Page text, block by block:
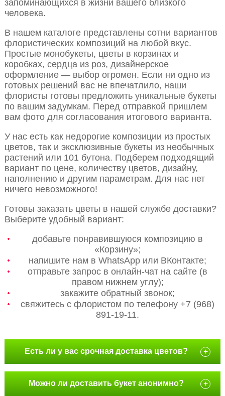
запоминающихся в жизни вашего близкого
человека.
В нашем каталоге представлены сотни вариантов
флористических композиций на любой вкус.
Простые монобукеты, цветы в корзинах и
коробках, сердца из роз, дизайнерское
оформление — выбор огромен. Если ни одно из
готовых решений вас не впечатлило, наши
флористы готовы предложить уникальные букеты
по вашим задумкам. Перед отправкой пришлем
вам фото для согласования итогового варианта.
У нас есть как недорогие композиции из простых
цветов, так и эксклюзивные букеты из необычных
растений или 101 бутона. Подберем подходящий
вариант по цене, количеству цветов, дизайну,
наполнению и другим параметрам. Для нас нет
ничего невозможного!
Готовы заказать цветы в нашей службе доставки?
Выберите удобный вариант:
добавьте понравившуюся композицию в
«Корзину»;
напишите нам в WhatsApp или ВКонтакте;
отправьте запрос в онлайн-чат на сайте (в
правом нижнем углу);
закажите обратный звонок;
свяжитесь с флористом по телефону +7 (968)
891-19-11.
Есть ли у вас срочная доставка цветов? +
Можно ли доставить букет анонимно? +